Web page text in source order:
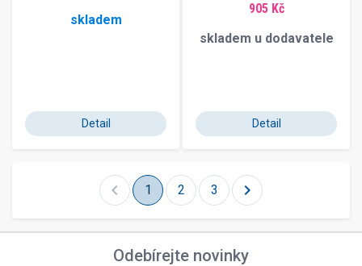
skladem
Detail
905 Kč
skladem u dodavatele
Detail
chevron_left 1 2 3 chevron_right
Odebírejte novinky